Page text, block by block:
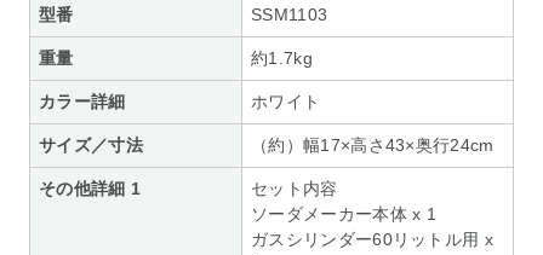
型番 SSM1103
重量 約1.7kg
カラー詳細 ホワイト
サイズ／寸法 （約）幅17×高さ43×奥行24cm
その他詳細 1
セット内容
ソーダメーカー本体 x 1
ガスシリンダー60リットル用 x